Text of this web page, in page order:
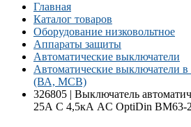
Главная
Каталог товаров
Оборудование низковольтное
Аппараты защиты
Автоматические выключатели
Автоматические выключатели
(ВА, MCB)
326805 | Выключатель
25А C 4,5кА AC OptiDin